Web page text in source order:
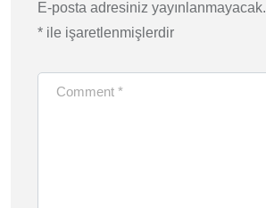
E-posta adresiniz yayınlanmayacak.
* ile işaretlenmişlerdir